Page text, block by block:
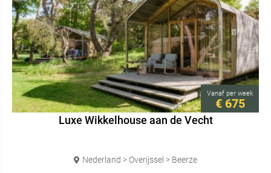
Vanaf per week
€ 675
Luxe Wikkelhouse aan de Vecht
Nederland > Overijssel > Beerze